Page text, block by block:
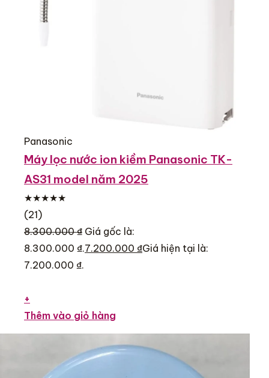
Panasonic
Máy lọc nước ion kiềm Panasonic TK-
AS31 model năm 2025
★★★★★
(21)
8.300.000 ₫ Giá gốc là:
8.300.000 ₫.7.200.000 ₫Giá hiện tại là:
7.200.000 ₫.
+
Thêm vào giỏ hàng